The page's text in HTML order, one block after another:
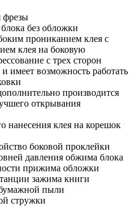
фрезы
без обложки
прониканием клея с
клея на боковую
с трех сторон
имеет возможность работать
производится
открывания
нанесения клея на корешок
боковой проклейки
давления обжима блока
прижима обложки
зажима книги
пыли
стружки